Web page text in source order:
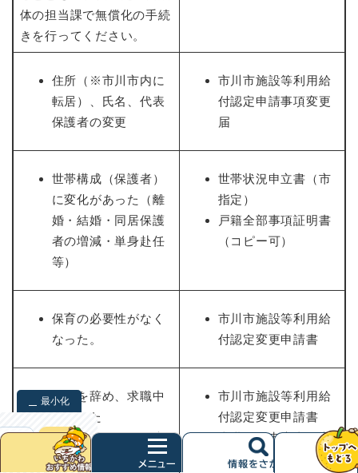
体の担当課で無償化の手続
きを行ってください。
住所（※市川市内に
転居）、氏名、代表
保護者の変更
市川市施設等利用給
付認定申請事項変更
届
世帯構成（保護者）
に変化があった（離
婚・結婚・同居保護
者の増減・単身赴任
等）
世帯状況申立書（市
指定）
戸籍全部事項証明書
（コピー可）
保育の必要性がなく
なった。
市川市施設等利用給
付認定変更申請書
仕事を辞め、求職中
になった
※退職した日の月末
までに変更申請がな
市川市施設等利用給
付認定変更申請書
求職活動申告書（市
指定）
最小化
検索
クリア